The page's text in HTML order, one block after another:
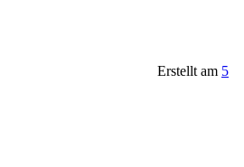
Erstellt am 5